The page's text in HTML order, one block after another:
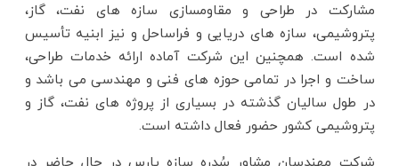
مشارکت در طراحی و مقاومسازی سازه های نفت، گاز،
پتروشیمی، سازه های دریایی و فراساحل و نیز ابنیه تأسیس
شده است. همچنین این شرکت آماده ارائه خدمات طراحی،
ساخت و اجرا در تمامی حوزه های فنی و مهندسی می باشد و
در طول سالیان گذشته در بسیاری از پروژه های نفت، گاز و
پتروشیمی کشور حضور فعال داشته است.